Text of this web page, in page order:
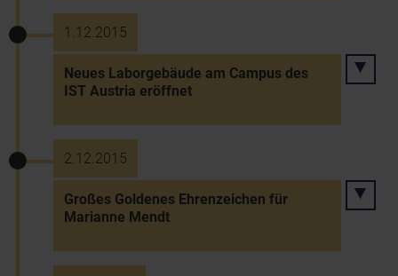
1.12.2015
Neues Laborgebäude am Campus des
IST Austria eröffnet
2.12.2015
Großes Goldenes Ehrenzeichen für
Marianne Mendt